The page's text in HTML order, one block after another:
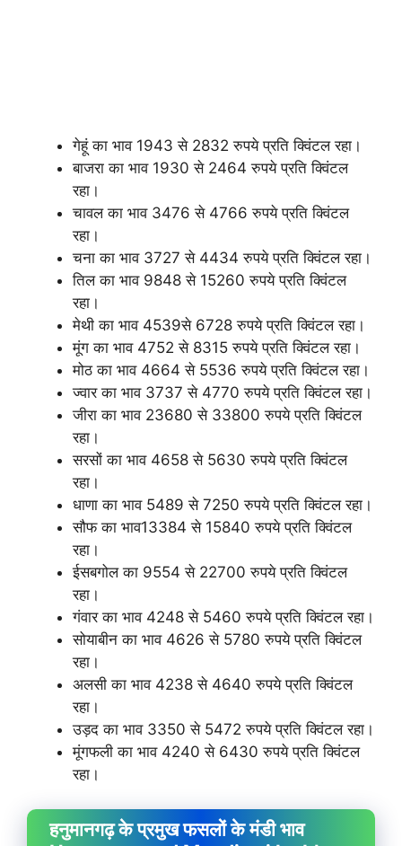
गेहूं का भाव 1943 से 2832 रुपये प्रति क्विंटल रहा।
बाजरा का भाव 1930 से 2464 रुपये प्रति क्विंटल
रहा।
चावल का भाव 3476 से 4766 रुपये प्रति क्विंटल
रहा।
चना का भाव 3727 से 4434 रुपये प्रति क्विंटल रहा।
तिल का भाव 9848 से 15260 रुपये प्रति क्विंटल
रहा।
मेथी का भाव 4539से 6728 रुपये प्रति क्विंटल रहा।
मूंग का भाव 4752 से 8315 रुपये प्रति क्विंटल रहा।
मोठ का भाव 4664 से 5536 रुपये प्रति क्विंटल रहा।
ज्वार का भाव 3737 से 4770 रुपये प्रति क्विंटल रहा।
जीरा का भाव 23680 से 33800 रुपये प्रति क्विंटल
रहा।
सरसों का भाव 4658 से 5630 रुपये प्रति क्विंटल
रहा।
धाणा का भाव 5489 से 7250 रुपये प्रति क्विंटल रहा।
सौफ का भाव13384 से 15840 रुपये प्रति क्विंटल
रहा।
ईसबगोल का 9554 से 22700 रुपये प्रति क्विंटल
रहा।
गंवार का भाव 4248 से 5460 रुपये प्रति क्विंटल रहा।
सोयाबीन का भाव 4626 से 5780 रुपये प्रति क्विंटल
रहा।
अलसी का भाव 4238 से 4640 रुपये प्रति क्विंटल
रहा।
उड़द का भाव 3350 से 5472 रुपये प्रति क्विंटल रहा।
मूंगफली का भाव 4240 से 6430 रुपये प्रति क्विंटल
रहा।
हनुमानगढ़ के प्रमुख फसलों के मंडी भाव